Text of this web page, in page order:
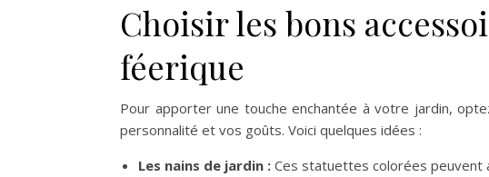
Choisir les bons
féerique
Pour apporter une touche enchantée à votre jardin,
personnalité et vos goûts. Voici quelques idées :
Les nains de jardin : Ces statuettes colorées peuvent